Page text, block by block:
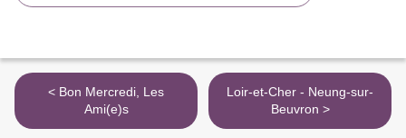
< Bon Mercredi, Les
Ami(e)s
Loir-et-Cher - Neung-sur-
Beuvron >